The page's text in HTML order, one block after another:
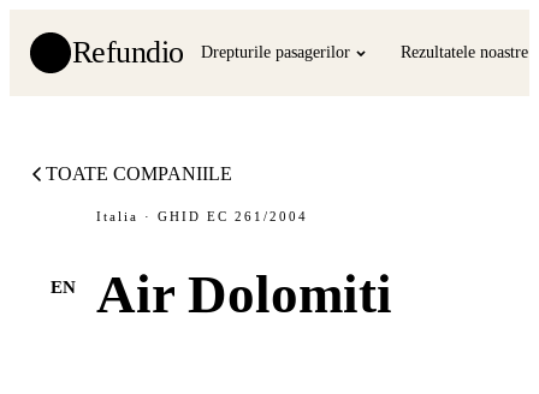
Refundio Drepturile pasagerilor Rezultatele noastre
TOATE COMPANIILE
EN
Italia · GHID EC 261/2004
Air Dolomiti